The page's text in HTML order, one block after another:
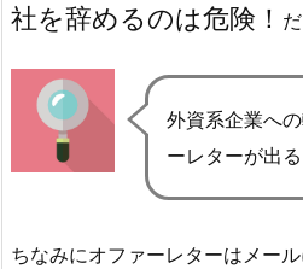
社を辞めるのは危険！ だ
外資系企業へ
ーレターが出
ちなみにオファーレターはメー